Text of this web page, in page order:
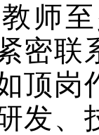
师
密
顶岗
发、